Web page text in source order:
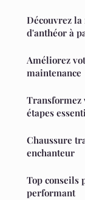
Découvrez
d'anthéor à
Améliorez
maintenance
Transformez
étapes
Chaussure
enchanteur
Top conseils
performant